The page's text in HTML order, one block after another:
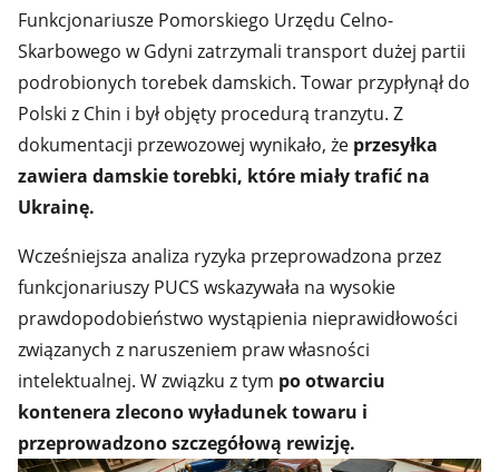
Polski z Chin i był objęty procedurą tranzytu. Z
dokumentacji przewozowej wynikało, żeprzesyłka
zawiera damskie torebki, które miały trafić na
Ukrainę.
Wcześniejsza analiza ryzyka przeprowadzona przez
funkcjonariuszy PUCS wskazywała na wysokie
związanych z naruszeniem praw własności
intelektualnej. W związku z tympo otwarciu
kontenera zlecono wyładunek towaru i
przeprowadzono szczegółową rewizję.